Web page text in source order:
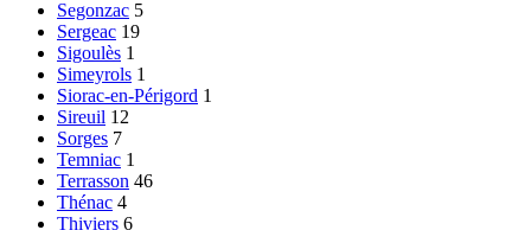
Segonzac 5
Sergeac 19
Sigoulès 1
Simeyrols 1
Siorac-en-Périgord 1
Sireuil 12
Sorges 7
Temniac 1
Terrasson 46
Thénac 4
Thiviers 6